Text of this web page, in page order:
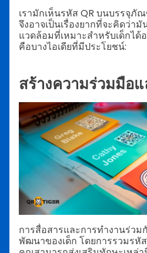
เรามักเห็นรหัส QR บนบรรจุ
จึงอาจเป็นเรื่องยากที่จะคิดว่า
แวดล้อมที่เหมาะสำหรับเด็กไ
คือบางไอเดียที่มีประโยชน์:
สร้างความร่วมมือ
การสื่อสารและการทำงานร่ว
พัฒนาของเด็ก โดยการรวมรหั